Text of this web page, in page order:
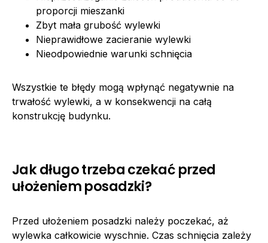
proporcji mieszanki
Zbyt mała grubość wylewki
Nieprawidłowe zacieranie wylewki
Nieodpowiednie warunki schnięcia
Wszystkie te błędy mogą wpłynąć negatywnie na
trwałość wylewki, a w konsekwencji na całą
konstrukcję budynku.
Jak długo trzeba czekać przed
ułożeniem posadzki?
Przed ułożeniem posadzki należy poczekać, aż
wylewka całkowicie wyschnie. Czas schnięcia zależy